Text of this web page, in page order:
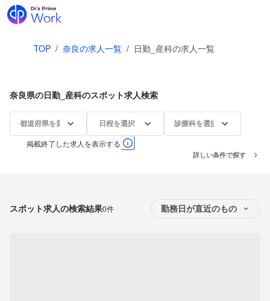
TOP / 奈良の求人一覧 / 日勤_産科の求人一覧
奈良県の日勤_産科のスポット求人検索
都道府県を選択 日程を選択 診療科を選択
掲載終了した求人を表示する
詳しい条件で探す
スポット求人の検索結果0件 勤務日が直近のもの